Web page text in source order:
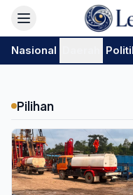
Nasional
Pilihan